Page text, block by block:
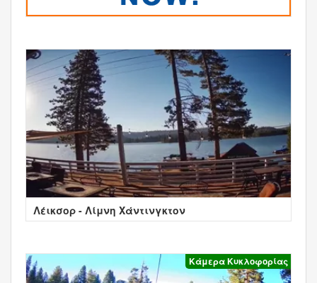
Λέικσορ - Λίμνη Χάντινγκτον
Κάμερα Κυκλοφορίας